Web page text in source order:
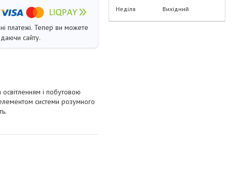
платежі. Тепер ви можете
сайту.
і побутовою
системи розумного
Неділя
Вихідний